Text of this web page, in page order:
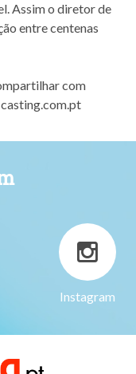
Assim o diretor de
entre centenas
com
Instagram